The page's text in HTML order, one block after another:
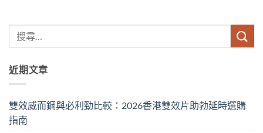
近期文章
雙效威而鋼與必利勁比較：2026香港雙效片助勃延時選購
指南